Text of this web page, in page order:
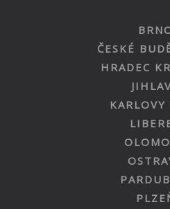
ČESKÉ
HRADEC
KARLOVY